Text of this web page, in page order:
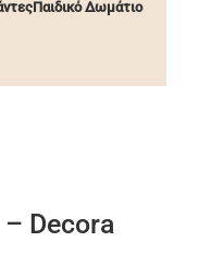
Παιδικό Δωμάτιο
Decora